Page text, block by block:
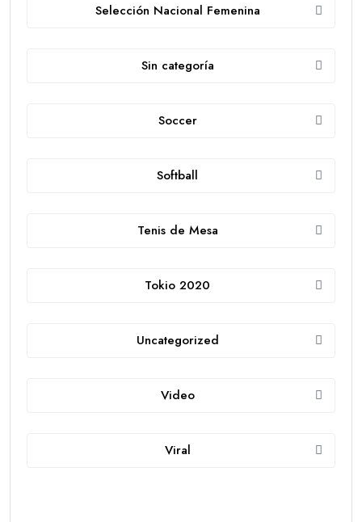
Selección Nacional Femenina
Sin categoría
Soccer
Softball
Tenis de Mesa
Tokio 2020
Uncategorized
Video
Viral